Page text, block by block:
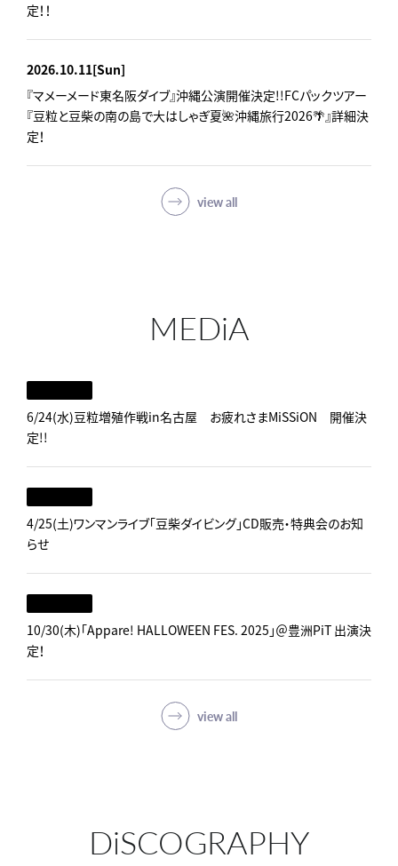
view all
定！！
2026.10.11[Sun]
『マメーメード東名阪ダイブ』沖縄公演開催決定!!FCパックツアー
『豆粒と豆柴の南の島で大はしゃぎ夏🌺沖縄旅行2026🌴』詳細決
定！
MEDiA
view all
6/24(水)豆粒増殖作戦in名古屋 お疲れさまMiSSiON 開催決
定!!
4/25(土)ワンマンライブ「豆柴ダイビング」CD販売・特典会のお知
らせ
10/30(木)「Appare! HALLOWEEN FES. 2025」＠豊洲PiT 出演決
定！
DiSCOGRAPHY